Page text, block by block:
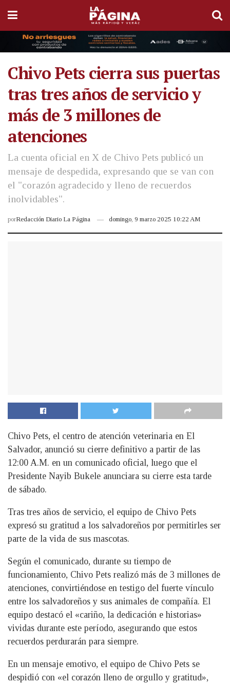
Chivo Pets cierra sus puertas
tras tres años de servicio y
más de 3 millones de
atenciones
La cuenta oficial en X de Chivo Pets publicó un
mensaje de despedida, expresando que se van con
el "corazón agradecido y lleno de recuerdos
inolvidables".
porRedacción Diario La Página domingo, 9 marzo 2025 10:22 AM
Chivo Pets, el centro de atención veterinaria en El
Salvador, anunció su cierre definitivo a partir de las
12:00 A.M. en un comunicado oficial, luego que el
Presidente Nayib Bukele anunciara su cierre esta tarde
de sábado.
Tras tres años de servicio, el equipo de Chivo Pets
expresó su gratitud a los salvadoreños por permitirles ser
parte de la vida de sus mascotas.
Según el comunicado, durante su tiempo de
funcionamiento, Chivo Pets realizó más de 3 millones de
atenciones, convirtiéndose en testigo del fuerte vínculo
entre los salvadoreños y sus animales de compañía. El
equipo destacó el «cariño, la dedicación e historias»
vividas durante este período, asegurando que estos
recuerdos perdurarán para siempre.
En un mensaje emotivo, el equipo de Chivo Pets se
despidió con «el corazón lleno de orgullo y gratitud»,